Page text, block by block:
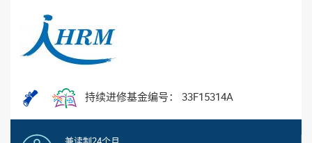
持续进修基金编号： 33F15314A